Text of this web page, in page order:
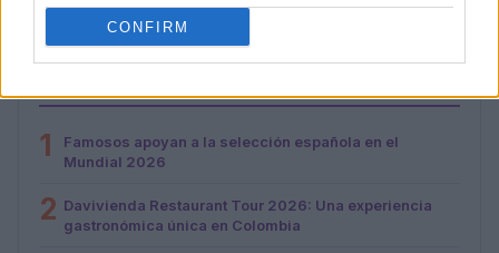
CONFIRM
1
Famosos apoyan a la selección española en el
Mundial 2026
2 Davivienda Restaurant Tour 2026: Una experiencia
gastronómica única en Colombia